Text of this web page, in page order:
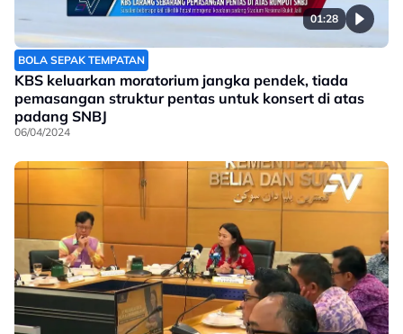
01:28
BOLA SEPAK TEMPATAN
KBS keluarkan moratorium jangka pendek, tiada
pemasangan struktur pentas untuk konsert di atas
padang SNBJ
06/04/2024